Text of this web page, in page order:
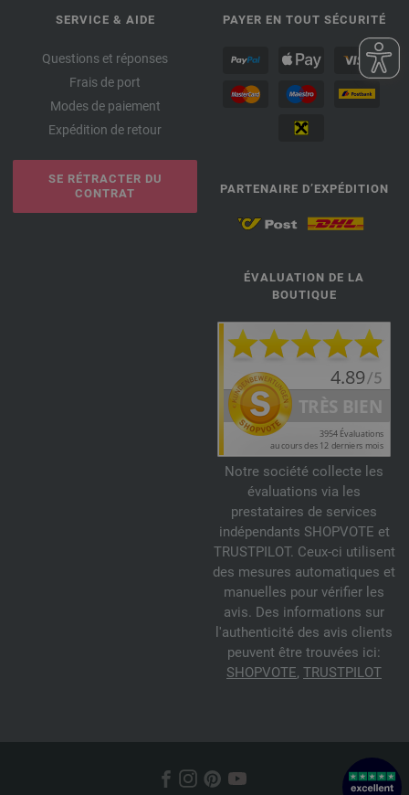
SERVICE & AIDE
Questions et réponses
Frais de port
Modes de paiement
Expédition de retour
SE RÉTRACTER DU
CONTRAT
PAYER EN TOUT SÉCURITÉ
PARTENAIRE D’EXPÉDITION
ÉVALUATION DE LA
BOUTIQUE
Notre société collecte les
évaluations via les
prestataires de services
indépendants SHOPVOTE et
TRUSTPILOT. Ceux-ci utilisent
des mesures automatiques et
manuelles pour vérifier les
avis. Des informations sur
l'authenticité des avis clients
peuvent être trouvées ici:
SHOPVOTE, TRUSTPILOT